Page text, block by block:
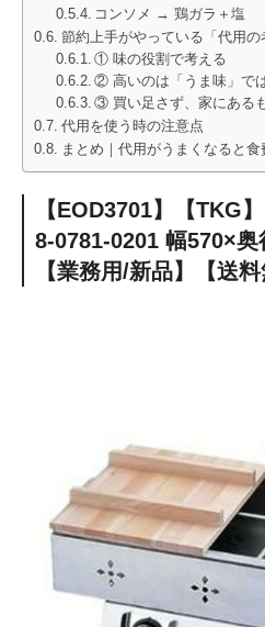
コンソメ → 鶏ガラ＋塩
節約上手がやっている「代用の
① 味の役割で考える
② 高いのは「うま味」で
③ 買い足さず、家にある
代用を使う時の注意点
まとめ｜代用がうまくなると
【EOD3701】【TKG
8-0781-0201 幅570×
【業務用/新品】【送料